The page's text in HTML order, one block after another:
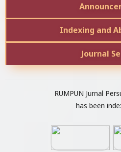
Indexing and
Journal
RUMPUN Jurnal
has been